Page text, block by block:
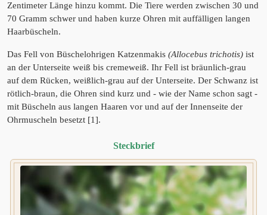
Zentimeter Länge hinzu kommt. Die Tiere werden zwischen 30 und
70 Gramm schwer und haben kurze Ohren mit auffälligen langen
Haarbüscheln.
Das Fell von Büschelohrigen Katzenmakis (Allocebus trichotis) ist
an der Unterseite weiß bis cremeweiß. Ihr Fell ist bräunlich-grau
auf dem Rücken, weißlich-grau auf der Unterseite. Der Schwanz ist
rötlich-braun, die Ohren sind kurz und - wie der Name schon sagt -
mit Büscheln aus langen Haaren vor und auf der Innenseite der
Ohrmuscheln besetzt [1].
Steckbrief